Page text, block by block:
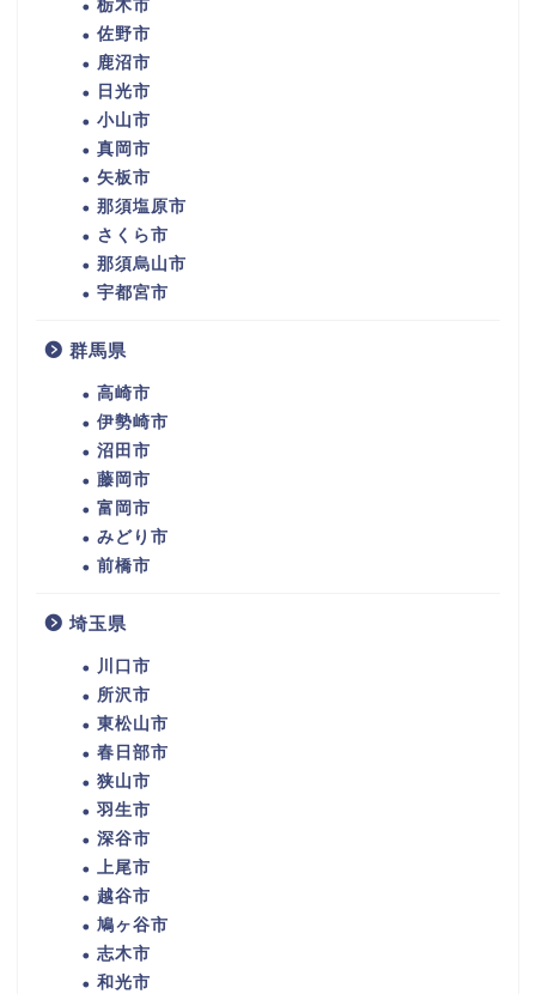
栃木市
佐野市
鹿沼市
日光市
小山市
真岡市
矢板市
那須塩原市
さくら市
那須烏山市
宇都宮市
群馬県
高崎市
伊勢崎市
沼田市
藤岡市
富岡市
みどり市
前橋市
埼玉県
川口市
所沢市
東松山市
春日部市
狭山市
羽生市
深谷市
上尾市
越谷市
鳩ヶ谷市
志木市
和光市